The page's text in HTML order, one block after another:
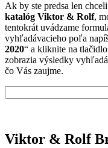
Ak by ste predsa len
katalóg Viktor & Rolf,
tentokrát uvádzame
vyhľadávacieho poľa
2020“ a kliknite na
zobrazia výsledky
čo Vás zaujme.
Viktor & Rolf